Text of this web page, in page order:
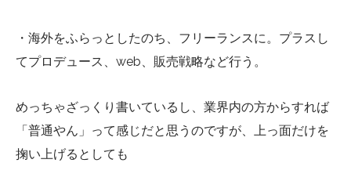
・海外をふらっとしたのち、フリーランスに。プラスし
てプロデュース、web、販売戦略など行う。
めっちゃざっくり書いているし、業界内の方からすれば
「普通やん」って感じだと思うのですが、上っ面だけを
掬い上げるとしても